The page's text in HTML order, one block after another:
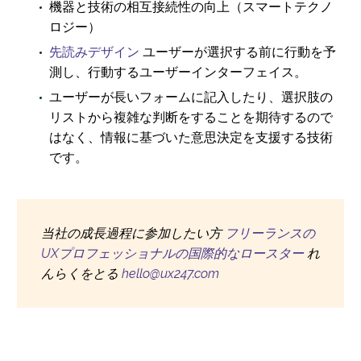
機器と技術の相互接続性の向上（スマートテクノ
ロジー）
先読みデザイン ユーザーが選択する前に行動を予
測し、行動するユーザーインターフェイス。
ユーザーが長いフォームに記入したり、選択肢の
リストから複雑な判断をすることを期待するので
はなく、情報に基づいた意思決定を支援する技術
です。
当社の成長過程に参加したい方 フリーランスの
UXプロフェッショナルの国際的なロースターれ
んらくをとる hello@ux247.com